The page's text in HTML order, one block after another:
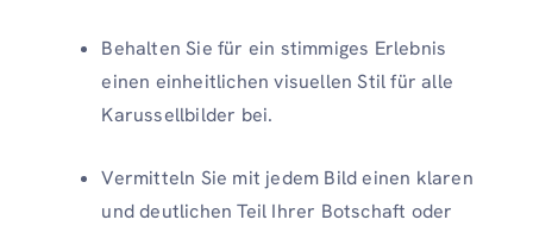
Behalten Sie für ein stimmiges Erlebnis
einen einheitlichen visuellen Stil für alle
Karussellbilder bei.
Vermitteln Sie mit jedem Bild einen klaren
und deutlichen Teil Ihrer Botschaft oder